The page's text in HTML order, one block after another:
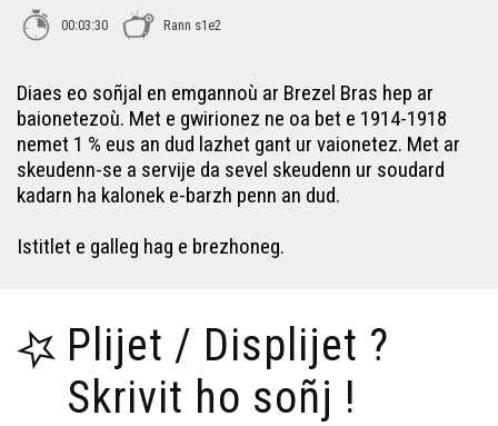
Ar C'halianed - An Istor Livet
Pouez ar c'hlezeier er grennamzer - An Istor Livet
Piv a oa ar C'hladiatourion ? - An Istor Livet
Ar Samouraied - An Istor Livet
00:03:30 Rann s1e2
Diaes eo soñjal en emgannoù ar Brezel Bras hep ar
baionetezoù. Met e gwirionez ne oa bet e 1914-1918
nemet 1 % eus an dud lazhet gant ur vaionetez. Met ar
skeudenn-se a servije da sevel skeudenn ur soudard
kadarn ha kalonek e-barzh penn an dud.
Istitlet e galleg hag e brezhoneg.
Plijet / Displijet ?
Skrivit ho soñj !